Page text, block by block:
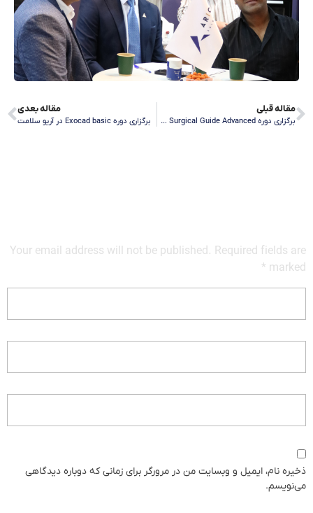
مقاله قبلی
برگزاری دوره Surgical Guide Advanced در آریو
مقاله بعدی
برگزاری دوره Exocad basic در آریو سلامت
Your email address will not be published. Required fields are
marked *
ذخیره نام، ایمیل و وبسایت من در مرورگر برای زمانی که دوباره دیدگاهی
می‌نویسم.